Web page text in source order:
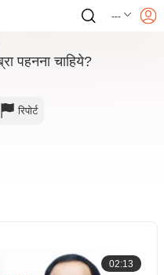
---
पहनना चाहिये?
रिपोर्ट
02:13